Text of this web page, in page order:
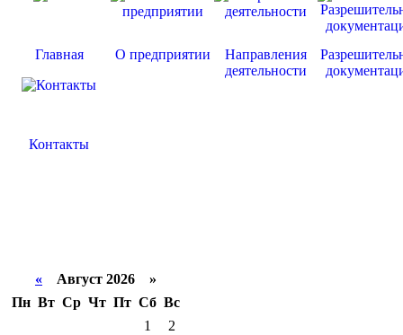
Главная О предприятии
Направления
деятельности
Контакты
« Август 2026 »
Пн Вт Ср Чт Пт Сб Вс
1
2